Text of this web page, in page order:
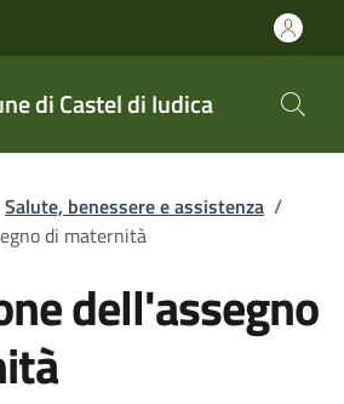
di Castel di Iudica
Salute, benessere e assistenza /
di maternità
dell'assegno